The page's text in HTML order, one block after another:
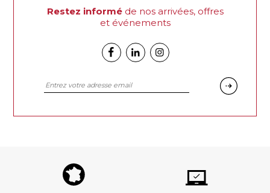
Restez informéde nos arrivées, offres
et événements
FacebookLinkedinInstagram